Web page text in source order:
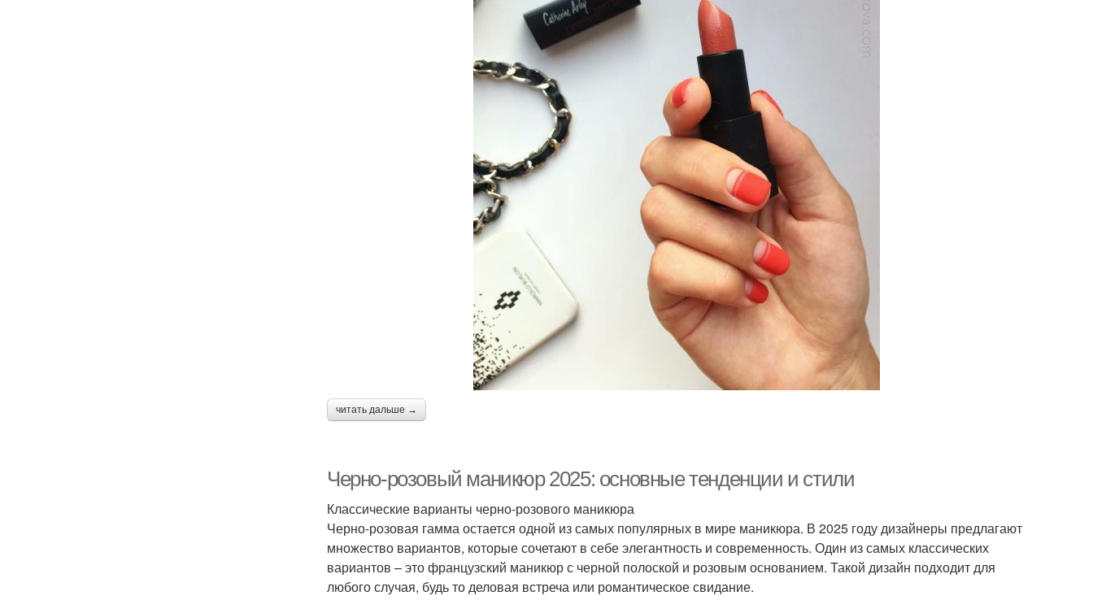
читать дальше →
Черно-розовый маникюр 2025: основные тенденции и стили
Классические варианты черно-розового маникюра
Черно-розовая гамма остается одной из самых популярных в мире маникюра. В 2025 году дизайнеры предлагают
множество вариантов, которые сочетают в себе элегантность и современность. Один из самых классических
вариантов – это французский маникюр с черной полоской и розовым основанием. Такой дизайн подходит для
любого случая, будь то деловая встреча или романтическое свидание.